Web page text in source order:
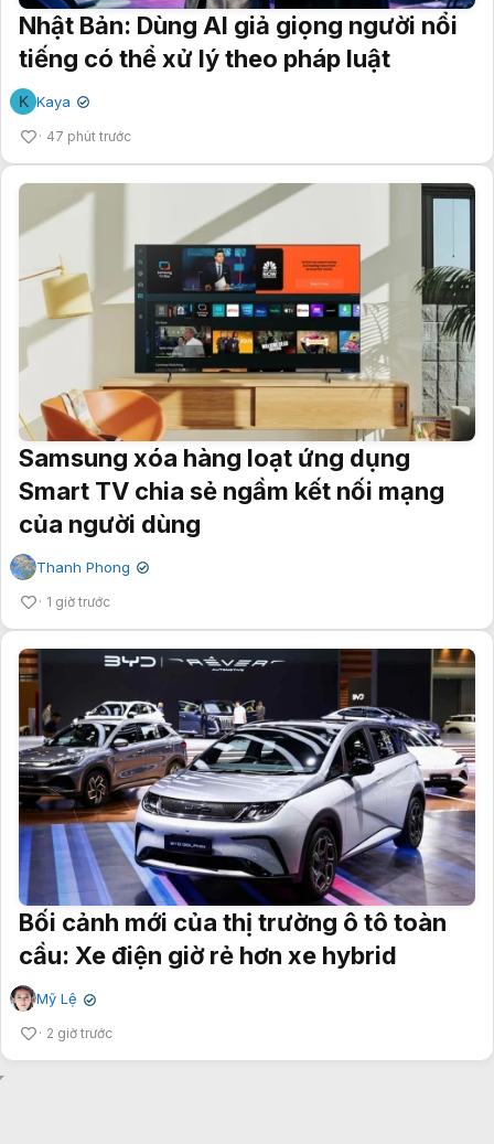
Nhật Bản: Dùng AI giả giọng người nổi
tiếng có thể xử lý theo pháp luật
K Kaya ✔
47 phút trước
Samsung xóa hàng loạt ứng dụng
Smart TV chia sẻ ngầm kết nối mạng
của người dùng
Thanh Phong ✔
1 giờ trước
Bối cảnh mới của thị trường ô tô toàn
cầu: Xe điện giờ rẻ hơn xe hybrid
Mỹ Lệ ✔
2 giờ trước